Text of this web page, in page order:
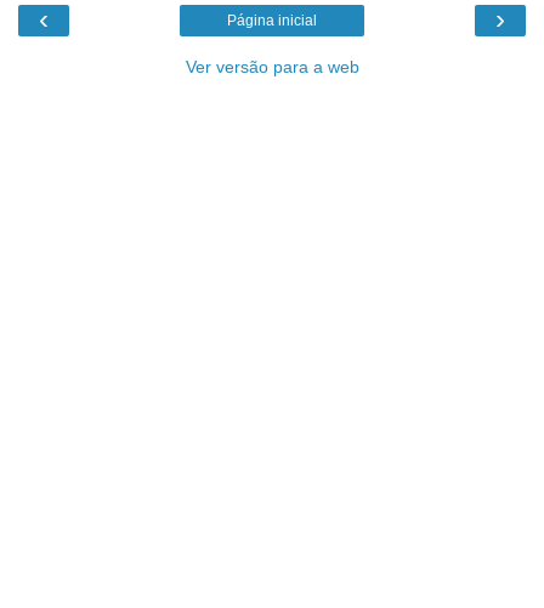
‹ ›
Página inicial
Ver versão para a web